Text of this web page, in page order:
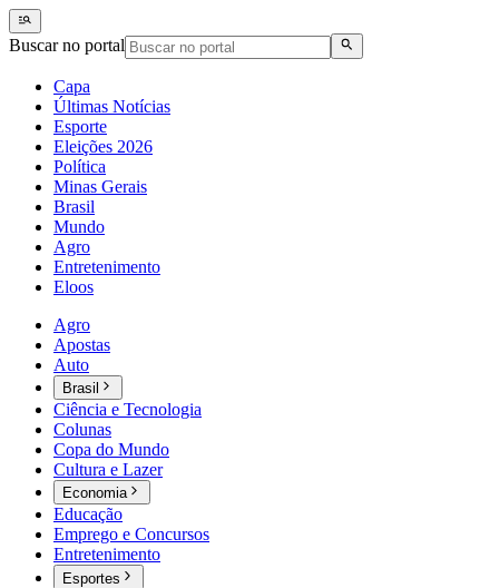
Buscar no portal
Capa
Últimas Notícias
Esporte
Eleições 2026
Política
Minas Gerais
Brasil
Mundo
Agro
Entretenimento
Eloos
Agro
Apostas
Auto
Brasil
Ciência e Tecnologia
Colunas
Copa do Mundo
Cultura e Lazer
Economia
Educação
Emprego e Concursos
Entretenimento
Esportes